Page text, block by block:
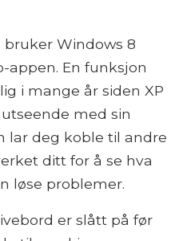
Windows 8
appen. En funksjon
i mange år siden XP
med sin
lar deg koble til andre
ditt for å se hva
løse problemer.
er slått på før